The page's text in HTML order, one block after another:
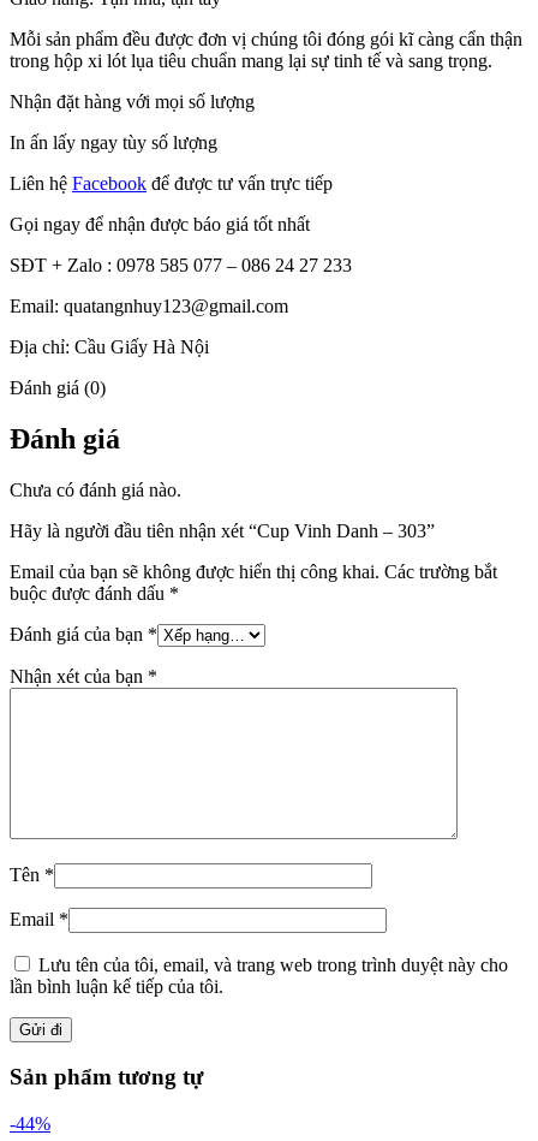
Mỗi sản phẩm đều được đơn vị chúng tôi đóng gói kĩ càng cẩn thận
trong hộp xi lót lụa tiêu chuẩn mang lại sự tinh tế và sang trọng.
Nhận đặt hàng với mọi số lượng
In ấn lấy ngay tùy số lượng
Liên hệ Facebook để được tư vấn trực tiếp
Gọi ngay để nhận được báo giá tốt nhất
SĐT + Zalo : 0978 585 077 – 086 24 27 233
Email: quatangnhuy123@gmail.com
Địa chỉ: Cầu Giấy Hà Nội
Đánh giá (0)
Đánh giá
Chưa có đánh giá nào.
Hãy là người đầu tiên nhận xét “Cup Vinh Danh – 303”
Email của bạn sẽ không được hiển thị công khai. Các trường bắt
buộc được đánh dấu *
Đánh giá của bạn *
Nhận xét của bạn *
Tên *
Email *
Lưu tên của tôi, email, và trang web trong trình duyệt này cho
lần bình luận kế tiếp của tôi.
Sản phẩm tương tự
-44%